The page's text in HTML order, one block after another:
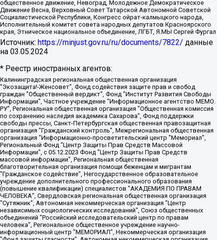
общественное движение, Невоград, Молодежное Демократическое
Движение Весна, Верховный Совет Татарской Автономной Советской
Социалистической Республики, Конгресс ойрат-калмыцкого народа,
Исполнительный комитет совета народных депутатов Красноярского
края, Этническое национальное объединение, ЛГБТ, Я.МЫ Сергей Фургал
Источник: https://minjust.gov.ru/ru/documents/7822/ данные
на 03.05.2024
* Реестр иностранных агентов:
Калининградская региональная общественная организация "Экозащита!-Женсовет", Фонд содействия защите прав и свобод граждан "Общественный вердикт", Фонд "Институт Развития Свободы Информации", Частное учреждение "Информационное агентство МЕМО. РУ", Региональная общественная организация "Общественная комиссия по сохранению наследия академика Сахарова", Фонд поддержки свободы прессы, Санкт-Петербургская общественная правозащитная организация "Гражданский контроль", Межрегиональная общественная организация "Информационно-просветительский центр "Мемориал", Региональный Фонд "Центр Защиты Прав Средств Массовой Информации", с 05.12.2023 Фонд "Центр Защиты Прав Средств массовой информации", Региональная общественная благотворительная организация помощи беженцам и мигрантам "Гражданское содействие", Негосударственное образовательное учреждение дополнительного профессионального образования (повышение квалификации) специалистов "АКАДЕМИЯ ПО ПРАВАМ ЧЕЛОВЕКА", Свердловская региональная общественная организация "Сутяжник", Автономная некоммерческая организация "Центр независимых социологических исследований", Союз общественных объединений "Российский исследовательский центр по правам человека", Региональное общественное учреждение научно-информационный центр "МЕМОРИАЛ", Некоммерческая организация "Фонд защиты гласности", Автономная некоммерческая организация "Институт прав человека", Городская общественная организация "Екатеринбургское общество "МЕМОРИАЛ", Городская общественная организация "Рязанское историко-просветительское и правозащитное общество "Мемориал" (Рязанский Мемориал), Челябинский региональный орган общественной самодеятельности – женское общественное объединение "Женщины Евразии", Челябинский региональный орган общественной самодеятельности "Уральская правозащитная группа", Фонд содействия защите здоровья и социальной справедливости имени Андрея Рылькова, Автономная Некоммерческая Организация "Аналитический Центр Юрия Левады", Автономная некоммерческая организация социальной поддержки населения "Проект Апрель", Региональная общественная организация помощи женщинам и детям, находящимся в кризисной ситуации "Информационно-методический центр "Анна", Фонд содействия развитию массовых коммуникаций и правовому просвещению "Так-так-Так", Фонд содействия устойчивому развитию "Серебряная тайга", Свердловский региональный общественный фонд социальных проектов "Новое время", "Idel.Реалии", Кавказ.Реалии, Крым.Реалии, Телеканал Настоящее Время, Татаро-башкирская служба Радио Свобода (Azatliq Radiosi), Радио Свободная Европа/Радио Свобода (PCE/PC), "Сибирь.Реалии", "Фактограф", Благотворительный фонд помощи осужденным и их семьям, Автономная некоммерческая организация "Институт глобализации и социальных движений", Фонд "В защиту прав заключенных", Частное учреждение "Центр поддержки и содействия развитию средств массовой информации", Пензенский региональный общественный благотворительный фонд "Гражданский союз", "Север.Реалии", Некоммерческая организация Фонд "Правовая инициатива", Общество с ограниченной ответственностью "Радио Свободная Европа/Радио Свобода", Чешское информационное агентство "MEDIUM-ORIENT", Красноярская региональная общественная организация "Мы против СПИДа", Камалягин Денис Николаевич, Маркелов Сергей Евгеньевич, Пономарев Лев Александрович, Савицкая Людмила Алексеевна, Автономная некоммерческая организация "Центр по работе с проблемой насилия "НАСИЛИЮ.НЕТ", Межрегиональный профессиональный союз работников здравоохранения "Альянс врачей", Юридическое лицо, зарегистрированное в Латвийской Республике, SIA "Medusa Project" (регистрационный номер 40103797863, дата регистрации 10.06.2014), Некоммерческая организация "Фонд по борьбе с коррупцией", Автономная некоммерческая организация "Институт права и публичной политики", Баданин Роман Сергеевич, Гликин Максим Александрович, Железнова Мария Михайловна, Лукьянова Юлия Сергеевна, Маетная Елизавета Витальевна, Маняхин Петр Борисович, Чуракова Ольга Владимировна, Ярош Юлия Петровна, Юридическое лицо "The Insider SIA", зарегистрированное в Риге, Латвийская Республика (дата регистрации 26.06.2015), являющееся администратором доменного имени интернет-издания "The Insider SIA", https://theins.ru, Постернак Алексей Евгеньевич, Рубин Михаил Аркадьевич, Анин Роман Александрович, Юридическое лицо Istories fonds, зарегистрированное в Латвийской Республике (регистрационный номер 50008295751, дата регистрации 24.02.2020), Великовский Дмитрий Александрович, Долинина Ирина Николаевна, Мароховская Алеся Алексеевна, Шлейнов Роман Юрьевич, Шмагун Олеся Валентиновна, Общество с ограниченной ответственностью "Альтаир 2021", Общество с ограниченной ответственностью "Вега 2021", Общество с ограниченной ответственностью "Главный редактор 2021", Общество с ограниченной ответственностью "Ромашки монолит", Важенков Артем Валерьевич, Ивановская областная общественная организация "Центр гендерных исследований", Гурман Юрий Альбертович, Медиапроект "ОВД-Инфо", Егоров Владимир Владимирович, Жилинский Владимир Александрович, Общество с ограниченной ответственностью "ЗП", Иванова София Юрьевна, Карезина Инна Павловна, Кильтау Екатерина Викторовна, Петров Алексей Викторович, Пискунов Сергей Евгеньевич, Смирнов Сергей Сергеевич, Тихонов Михаил Сергеевич, Общество с ограниченной ответственностью "ЖУРНАЛИСТ-ИНОСТРАННЫЙ АГЕНТ", Арапова Галина Юрьевна, Вольтская Татьяна Анатольевна, Американская компания "Mason G.E.S. Anonymous Foundation" (США), являющаяся владельцем интернет-издания https://mnews.world/, Компания "Stichting Bellingcat", зарегистрированная в Нидерландах (дата регистрации 11.07.2018), Захаров Андрей Вячеславович, Клепиковская Екатерина Дмитриевна, Общество с ограниченной ответственностью "МЕМО", Перл Роман Александрович, Симонов Евгений Алексеевич, Соловьева Елена Анатольевна, Сотников Даниил Владимирович, Сурначева Елизавета Дмитриевна, Автономная некоммерческая организация по защите прав человека и информированию населения "Якутия – Наше Мнение", Общество с ограниченной ответственностью "Москоу диджитал медиа", с 26.01.2023 Общество с ограниченной ответственностью "Чайка Белые сады", Ветошкина Валерия Валерьевна, Заговора Максим Александрович, Межрегиональное общественное движение "Российская ЛГБТ - сеть", Оленичев Максим Владимирович, Павлов Иван Юрьевич, Скворцова Елена Сергеевна, Общество с ограниченной ответственностью "Как бы инагент", Кочетков Игорь Викторович, Общество с ограниченной ответственностью "Честные выборы", Еланчик Олег Александрович, Общество с ограниченной ответственностью "Нобелевский призыв", Гималова Регина Эмилевна, Григорьев Андрей Валерьевич, Григорьева Алина Александровна, Ассоциация по содействию защите прав призывников, альтернативнослужащих и военнослужащих "Правозащитная группа "Гражданин.Армия.Право", Хисамова Регина Фаритовна, Автономная некоммерческая организация по реализации социально-правовых программ "Лилит", Дальневосточное общественное движение "Маяк", Санкт-Петербургская ЛГБТ-инициативная группа "Выход", Инициативная группа ЛГБТ+ "Реверс", Алексеев Андрей Викторович, Бекбулатова Таисия Львовна, Беляев Иван Михайлович, Владыкина Елена Сергеевна, Гельман Марат Александрович, Никульшина Вероника Юрьевна, Толоконникова Надежда Андреевна, Шендерович Виктор Анатольевич, Общество с ограниченной ответственностью "Данное сообщение", Общество с ограниченной ответственностью Издательский дом "Новая глава", Айнбиндер Александра Александровна, Московский комьюнити-центр для ЛГБТ+инициатив, Благотворительный фонд развития филантропии, Deutsche Welle (Германия, Kurt-Schumacher-Strasse 3, 53113 Bonn), Борзунова Мария Михайловна, Воробьев Виктор Викторович, Голубева Анна Львовна, Константинова Алла Михайловна, Малкова Ирина Владимировна, Мурадов Мурад Абдулгалимович, Осетинская Елизавета Николаевна, Понасенков Евгений Николаевич, Ганапольский Матвей Юрьевич, Киселев Евгений Алексеевич, Борухович Ирина Григорьевна, Дремин Иван Тимофеевич, Дубровский Дмитрий Викторович, Красноярская региональная общественная организация поддержки и развития альтернативных образовательных технологий и межкультурных коммуникаций "ИНТЕРРА", Маяковская Екатерина Алексеевна, Фейгин Марк Захарович, Филимонов Андрей Викторович, Дзугкоева Регина Николаевна, Доброхотов Роман Александрович, Дудь Юрий Александрович, Елкин Сергей Владимирович, Кругликов Кирилл Игоревич, Сабунаева Мария Леонидовна, Семенов Алексей Владимирович, Шаинян Карен Багратович, Шульман Екатерина Михайловна, Асафьев Артур Валерьевич, Вахштайн Виктор Семенович, Венедиктов Алексей Алексеевич, Лушникова Екатерина Евгеньевна, Волков Леонид Михайлович, Невзоров Александр Глебович, Пархоменко Сергей Борисович, Сироткин Ярослав Николаевич, Кара-Мурза Владимир Владимирович, Баранова Наталья Владимировна, Гозман Леонид Яковлевич, Кагарлицкий Борис Юльевич, Климарев Михаил Валерьевич, Милов Владимир Станиславович, Автономная некоммерческая организация Краснодарский центр современного искусства "Типография", Моргенштерн Алишер Тагирович, Соболь Любовь Эдуардовна, Общество с ограниченной ответственностью "ЛИЗА НОРМ", Каспаров Гарри Кимович, Ходорковский Михаил Борисович, Общество с ограниченной ответственностью "Апрельские тезисы", Данилович Ирина Брониславовна, Кашин Олег Владимирович, Петров Николай Владимирович, Пивоваров Алексей Владимирович, Соколов Михаил Владимирович, Цветкова Юлия Владимировна, Чичваркин Евгений Александрович, Комитет против пыток/Команда против пыток, Общество с ограниченной ответственностью "Первый научный", Общество с ограниченной ответственностью "Вертолет и ко", Белоцерковская Вероника Борисовна, Кац Максим Евгеньевич, Лазарева Татьяна Юрьевна, Шаведдинов Руслан Табризович, Яшин Илья Валерьевич, Общество с ограниченной ответственностью "Иноагент ААВ", Алешковский Дмитрий Петрович, Альбац Евгения Марковна, Быков Дмитрий Львович, Галямина Юлия Евгеньевна, Лойко Сергей Леонидович, Мартынов Кирилл Константинович, Медведев Сергей Александрович, Крашенинников Федор Геннадиевич, Гордеева Катерина Вл